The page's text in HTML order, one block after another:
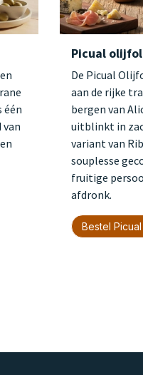
één
Picual
De Picual
aan de rijke
bergen van
uitblinkt in
variant van
souplesse
fruitige
afdronk.
Bestel